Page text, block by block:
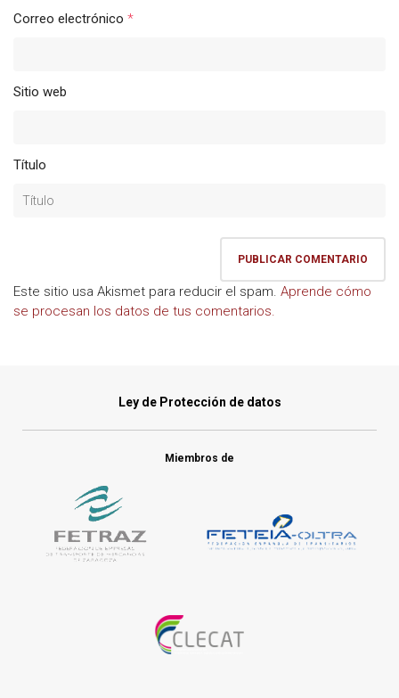
Correo electrónico *
Sitio web
Título
Este sitio usa Akismet para reducir el spam. Aprende cómo
se procesan los datos de tus comentarios.
Ley de Protección de datos
Miembros de